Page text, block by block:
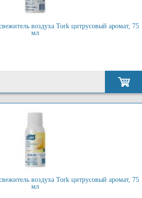
воздуха Tork цитрусовый аромат, 75
мл
воздуха Tork цитрусовый аромат, 75
мл